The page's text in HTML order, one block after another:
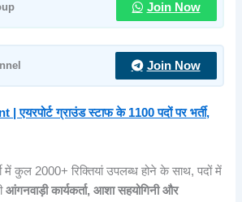
Join Now
Join Now
ग्राउंड स्टाफ के 1100 पदों पर भर्ती,
में कुल 2000+ रिक्तियां उपलब्ध होने के साथ, पदों में
आंगनवाड़ी कार्यकर्ता, आशा सहयोगिनी और